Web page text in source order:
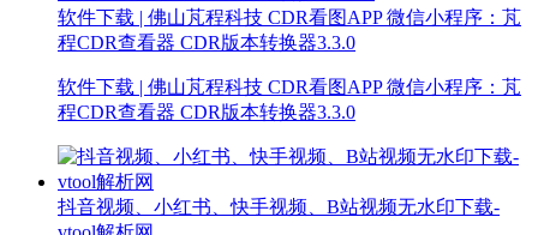
软件下载 | 佛山芃程科技 CDR看图APP 微信小程序：芃
程CDR查看器 CDR版本转换器3.3.0
软件下载 | 佛山芃程科技 CDR看图APP 微信小程序：芃
程CDR查看器 CDR版本转换器3.3.0
抖音视频、小红书、快手视频、B站视频无水印下载-